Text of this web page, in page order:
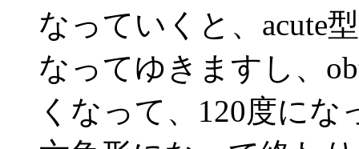
なっていくと、acute
なってゆきますし、
くなって、120度に